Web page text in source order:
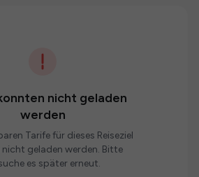
nicht geladen
werden
Tarife für dieses Reiseziel
geladen werden. Bitte
es später erneut.